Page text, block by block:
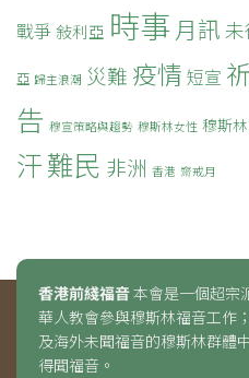
戰爭 敍利亞 時事 月訊
亞 歸主浪潮 災難 疫情 短宣
告 穆宣策略與趨勢 穆斯林女性 穆斯
汗難民 非洲 香港 齋戒月
香港前綫福音本會是一個超宗
華人教會參與穆斯林福音工作
及海外未聞福音的穆斯林群體
得聞福音。